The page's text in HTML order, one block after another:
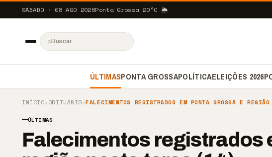
SÁBADO · 08 AGO 2026Ponta Grossa 20°C 🌦️
⌕
ÚLTIMASPONTA GROSSAPOLÍTICAELEIÇÕES 2026
INÍCIO›OBITUÁRIO ›FALECIMENTOS REGISTRADOS EM PONTA GROSSA E
ÚLTIMAS
Falecimentos registrados